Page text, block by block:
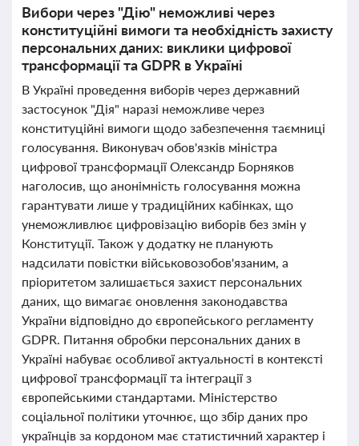
Вибори через "Дію" неможливі через
конституційні вимоги та необхідність захисту
персональних даних: виклики цифрової
трансформації та GDPR в Україні
В Україні проведення виборів через державний
застосунок "Дія" наразі неможливе через
конституційні вимоги щодо забезпечення таємниці
голосування. Виконувач обов'язків міністра
цифрової трансформації Олександр Борняков
наголосив, що анонімність голосування можна
гарантувати лише у традиційних кабінках, що
унеможливлює цифровізацію виборів без змін у
Конституції. Також у додатку не планують
надсилати повістки військовозобов'язаним, а
пріоритетом залишається захист персональних
даних, що вимагає оновлення законодавства
України відповідно до європейського регламенту
GDPR. Питання обробки персональних даних в
Україні набуває особливої актуальності в контексті
цифрової трансформації та інтеграції з
європейськими стандартами. Міністерство
соціальної політики уточнює, що збір даних про
українців за кордоном має статистичний характер і